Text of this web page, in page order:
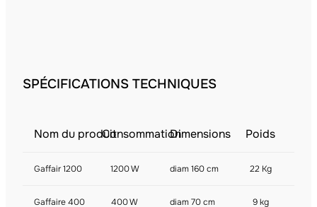
SPÉCIFICATIONS TECHNIQUES
Nom du produitConsommationDimensions Poids
Gaffair 1200 1200 W diam 160 cm 22 Kg
Gaffaire 400 400 W diam 70 cm 9 kg